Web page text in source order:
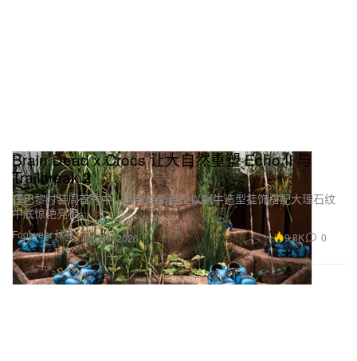
Footwear 球鞋
Brain Dead x Crocs 让大自然重塑 Echo II 与
Trailbreak 2
在巴黎时装周首秀中，两款焕新鞋型以蜗牛造型挂饰搭配大理石纹
中底惊艳亮相。
Jun 30, 2026 9.8K 0